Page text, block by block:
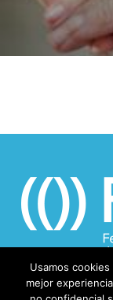
Usamos
mejor